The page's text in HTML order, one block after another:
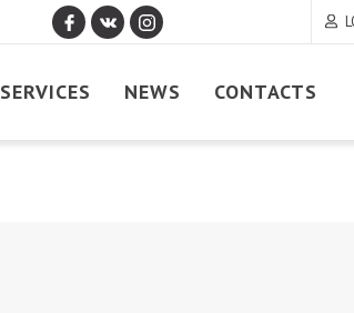
SERVICES NEWS CONTACTS